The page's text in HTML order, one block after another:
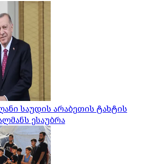
საუდის არაბეთის ტახტის
ესაუბრა